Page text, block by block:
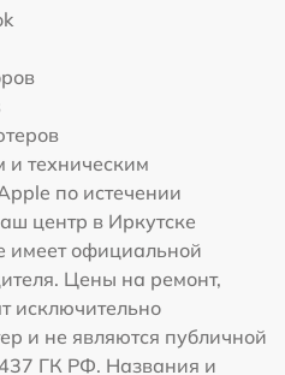
техническим
по истечении
центр в Иркутске
имеет официальной
Цены на ремонт,
исключительно
и не являются публичной
437 ГК РФ. Названия и